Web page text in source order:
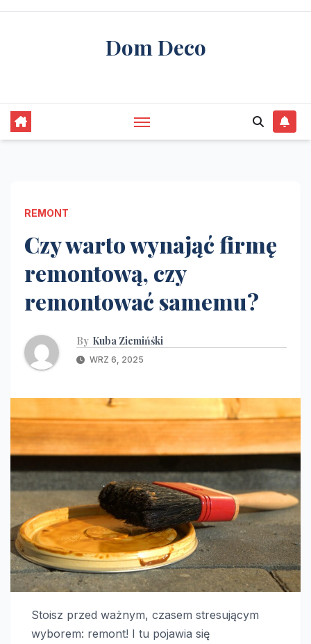
Skip
Dom Deco
REMONT
Czy warto wynająć firmę
remontową, czy
remontować samemu?
By Kuba Ziemińśki
WRZ 6, 2025
Stoisz przed ważnym, czasem stresującym
wyborem: remont! I tu pojawia się